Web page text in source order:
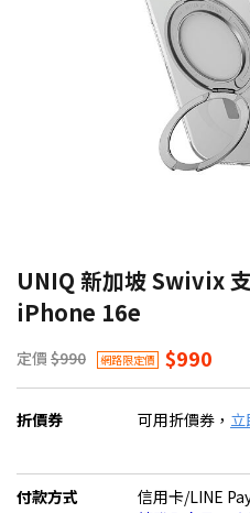
UNIQ 新加坡 Swivix
iPhone 16e
定價 $990 網路限定價 $990
折價券 可用折價券，
付款方式
信用卡/LINE